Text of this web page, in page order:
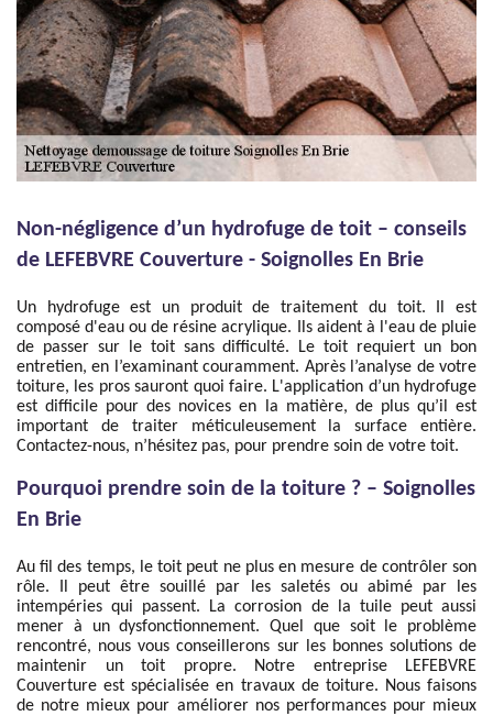
Non-négligence d’un hydrofuge de toit – conseils
de LEFEBVRE Couverture - Soignolles En Brie
Un hydrofuge est un produit de traitement du toit. Il est
composé d'eau ou de résine acrylique. Ils aident à l'eau de pluie
de passer sur le toit sans difficulté. Le toit requiert un bon
entretien, en l’examinant couramment. Après l’analyse de votre
toiture, les pros sauront quoi faire. L'application d’un hydrofuge
est difficile pour des novices en la matière, de plus qu’il est
important de traiter méticuleusement la surface entière.
Contactez-nous, n’hésitez pas, pour prendre soin de votre toit.
Pourquoi prendre soin de la toiture ? – Soignolles
En Brie
Au fil des temps, le toit peut ne plus en mesure de contrôler son
rôle. Il peut être souillé par les saletés ou abimé par les
intempéries qui passent. La corrosion de la tuile peut aussi
mener à un dysfonctionnement. Quel que soit le problème
rencontré, nous vous conseillerons sur les bonnes solutions de
maintenir un toit propre. Notre entreprise LEFEBVRE
Couverture est spécialisée en travaux de toiture. Nous faisons
de notre mieux pour améliorer nos performances pour mieux